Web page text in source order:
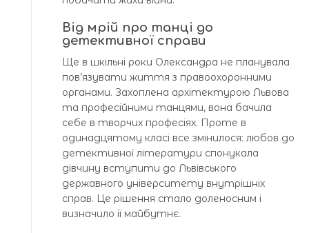
Від мрій про танці до
детективної справи
Ще в шкільні роки Олександра не планувала
пов’язувати життя з правоохоронними
органами. Захоплена архітектурою Львова
та професійними танцями, вона бачила
себе в творчих професіях. Проте в
одинадцятому класі все змінилося: любов до
детективної літератури спонукала
дівчину вступити до Львівського
державного університету внутрішніх
справ. Це рішення стало доленосним і
визначило її майбутнє.